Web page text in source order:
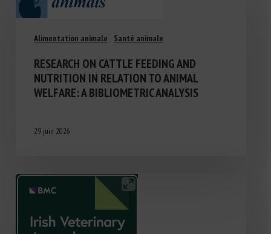
Alimentation animale Santé animale
RESEARCH ON CATTLE FEEDING AND
NUTRITION IN RELATION TO ANIMAL
WELFARE: A BIBLIOMETRIC ANALYSIS
29 juin 2026